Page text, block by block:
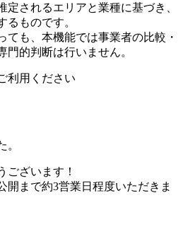
されるエリアと業種に基づき、
るものです。
ても、本機能では事業者の比較・
的判断は行いません。
利用ください
。
ございます！
開まで約3営業日程度いただきま